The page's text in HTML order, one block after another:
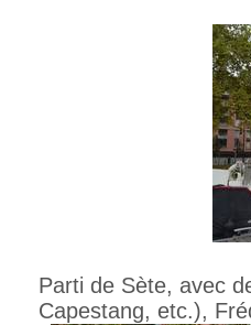
Parti de Sète, avec
Capestang, etc.),